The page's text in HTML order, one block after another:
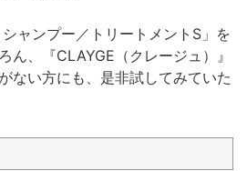
ャンプー／トリートメントS」を
ん、『CLAYGE（クレージュ）』
ない方にも、是非試してみていた